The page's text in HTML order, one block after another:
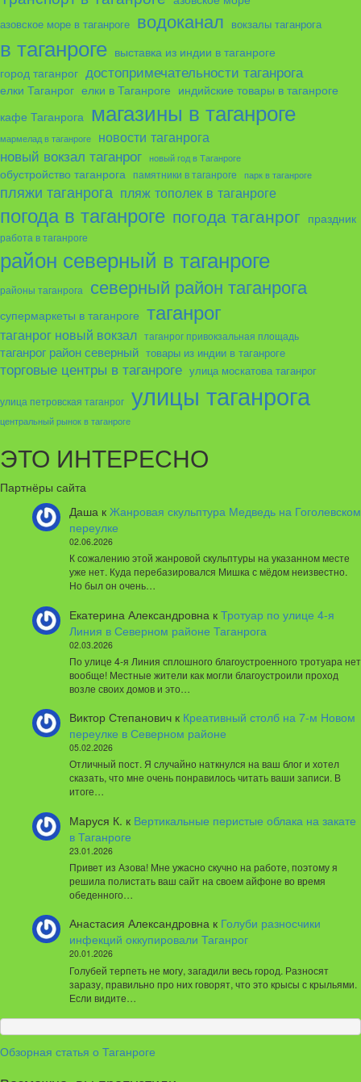
азовское море в таганроге водоканал вокзалы таганрога
в таганроге выставка из индии в таганроге
город таганрог достопримечательности таганрога
елки Таганрог елки в Таганроге индийские товары в таганроге
кафе Таганрога магазины в таганроге
мармелад в таганроге новости таганрога
новый вокзал таганрог новый год в Таганроге
обустройство таганрога памятники в таганроге парк в таганроге
пляжи таганрога пляж тополек в таганроге
погода в таганроге погода таганрог праздник
работа в таганроге
район северный в таганроге
районы таганрога северный район таганрога
супермаркеты в таганроге таганрог
таганрог новый вокзал таганрог привокзальная площадь
таганрог район северный товары из индии в таганроге
торговые центры в таганроге улица москатова таганрог
улица петровская таганрог улицы таганрога
центральный рынок в таганроге
ЭТО ИНТЕРЕСНО
Партнёры сайта
Даша к Жанровая скульптура Медведь на Гоголевском
переулке
02.06.2026
К сожалению этой жанровой скульптуры на указанном месте
уже нет. Куда перебазировался Мишка с мёдом неизвестно.
Но был он очень…
Екатерина Александровна к Тротуар по улице 4-я
Линия в Северном районе Таганрога
02.03.2026
По улице 4-я Линия сплошного благоустроенного тротуара нет
вообще! Местные жители как могли благоустроили проход
возле своих домов и это…
Виктор Степановичк Креативный столб на 7-м Новом
переулке в Северном районе
05.02.2026
Отличный пост. Я случайно наткнулся на ваш блог и хотел
сказать, что мне очень понравилось читать ваши записи. В
итоге…
Маруся К. к Вертикальные перистые облака на закате
в Таганроге
23.01.2026
Привет из Азова! Мне ужасно скучно на работе, поэтому я
решила полистать ваш сайт на своем айфоне во время
обеденного…
Анастасия Александровнак Голуби разносчики
инфекций оккупировали Таганрог
20.01.2026
Голубей терпеть не могу, загадили весь город. Разносят
заразу, правильно про них говорят, что это крысы с крыльями.
Если видите…
Обзорная статья о Таганроге